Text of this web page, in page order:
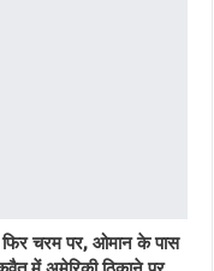
फिर चरम पर, ओमान के पास